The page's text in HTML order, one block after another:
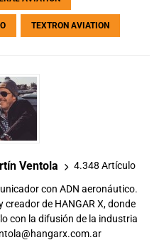
TEXTRON AVIATION
Ventola 4.348 Artículo
con ADN aeronáutico.
creador de HANGAR X, donde
con la difusión de la industria